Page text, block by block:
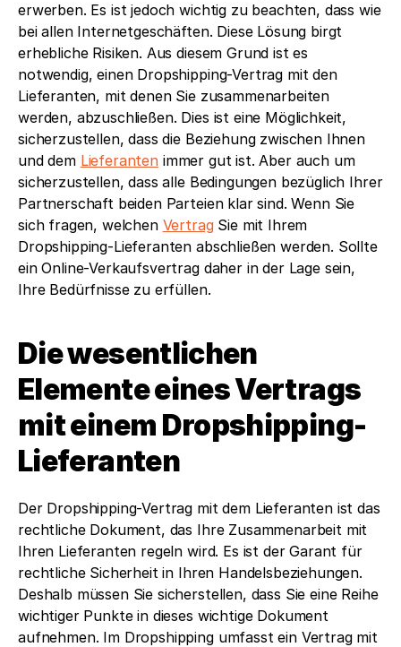
erwerben. Es ist jedoch wichtig zu beachten, dass wie
bei allen Internetgeschäften. Diese Lösung birgt
erhebliche Risiken. Aus diesem Grund ist es
notwendig, einen Dropshipping-Vertrag mit den
Lieferanten, mit denen Sie zusammenarbeiten
werden, abzuschließen. Dies ist eine Möglichkeit,
sicherzustellen, dass die Beziehung zwischen Ihnen
und dem Lieferanten immer gut ist. Aber auch um
sicherzustellen, dass alle Bedingungen bezüglich Ihrer
Partnerschaft beiden Parteien klar sind. Wenn Sie
sich fragen, welchen Vertrag Sie mit Ihrem
Dropshipping-Lieferanten abschließen werden. Sollte
ein Online-Verkaufsvertrag daher in der Lage sein,
Ihre Bedürfnisse zu erfüllen.
Die wesentlichen
Elemente eines Vertrags
mit einem Dropshipping-
Lieferanten
Der Dropshipping-Vertrag mit dem Lieferanten ist das
rechtliche Dokument, das Ihre Zusammenarbeit mit
Ihren Lieferanten regeln wird. Es ist der Garant für
rechtliche Sicherheit in Ihren Handelsbeziehungen.
Deshalb müssen Sie sicherstellen, dass Sie eine Reihe
wichtiger Punkte in dieses wichtige Dokument
aufnehmen. Im Dropshipping umfasst ein Vertrag mit